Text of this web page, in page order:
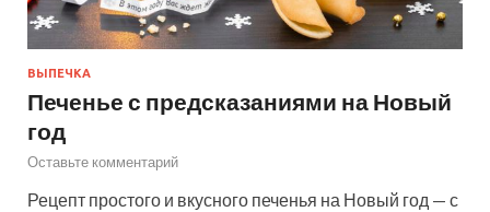
ВЫПЕЧКА
Печенье с предсказаниями на Новый
год
Оставьте комментарий
Рецепт простого и вкусного печенья на Новый год — с